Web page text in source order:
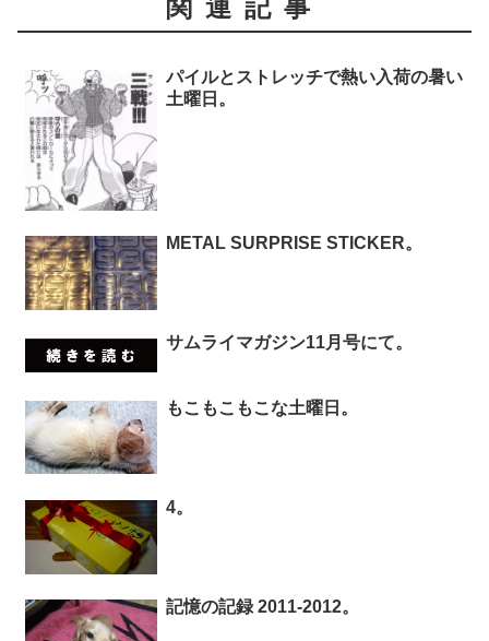
関連記事
パイルとストレッチで熱い入荷の暑い
土曜日。
METAL SURPRISE STICKER。
サムライマガジン11月号にて。
もこもこもこな土曜日。
4。
記憶の記録 2011-2012。